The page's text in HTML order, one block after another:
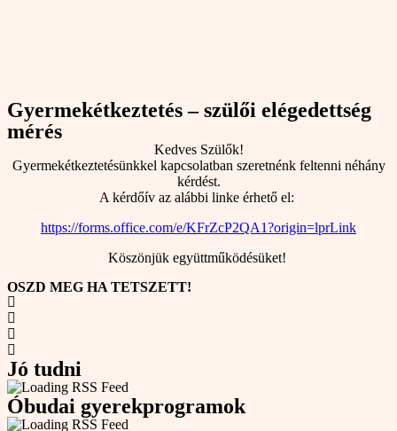
Gyermekétkeztetés – szülői elégedettség
mérés
Kedves Szülők!
Gyermekétkeztetésünkkel kapcsolatban szeretnénk feltenni néhány
kérdést.
A kérdőív az alábbi linke érhető el:
https://forms.office.com/e/KFrZcP2QA1?origin=lprLink
Köszönjük együttműködésüket!
OSZD MEG HA TETSZETT!
Jó tudni
Óbudai gyerekprogramok